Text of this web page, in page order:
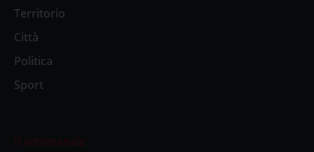
Territorio
Città
Politica
Sport
Il settimanale